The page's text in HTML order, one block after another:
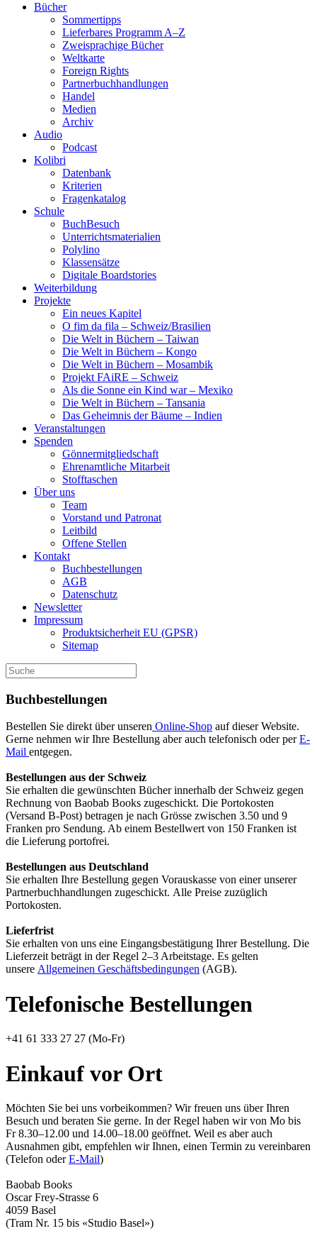
Bücher
Sommertipps
Lieferbares Programm A–Z
Zweisprachige Bücher
Weltkarte
Foreign Rights
Partnerbuchhandlungen
Handel
Medien
Archiv
Audio
Podcast
Kolibri
Datenbank
Kriterien
Fragenkatalog
Schule
BuchBesuch
Unterrichtsmaterialien
Polylino
Klassensätze
Digitale Boardstories
Weiterbildung
Projekte
Ein neues Kapitel
O fim da fila – Schweiz/Brasilien
Die Welt in Büchern – Taiwan
Die Welt in Büchern – Kongo
Die Welt in Büchern – Mosambik
Projekt FAiRE – Schweiz
Als die Sonne ein Kind war – Mexiko
Die Welt in Büchern – Tansania
Das Geheimnis der Bäume – Indien
Veranstaltungen
Spenden
Gönnermitgliedschaft
Ehrenamtliche Mitarbeit
Stofftaschen
Über uns
Team
Vorstand und Patronat
Leitbild
Offene Stellen
Kontakt
Buchbestellungen
AGB
Datenschutz
Newsletter
Impressum
Produktsicherheit EU (GPSR)
Sitemap
Buchbestellungen
Bestellen Sie direkt über unseren Online-Shop auf dieser Website.
Gerne nehmen wir Ihre Bestellung aber auch telefonisch oder perE-
Mail entgegen.
Bestellungen aus der Schweiz
Sie erhalten die gewünschten Bücher innerhalb der Schweiz gegen
Rechnung von Baobab Books zugeschickt. Die Portokosten
(Versand B-Post) betragen je nach Grösse zwischen 3.50 und 9
Franken pro Sendung. Ab einem Bestellwert von 150 Franken ist
die Lieferung portofrei.
Bestellungen aus Deutschland
Sie erhalten Ihre Bestellung gegen Vorauskasse von einer unserer
Partnerbuchhandlungen zugeschickt. Alle Preise zuzüglich
Portokosten.
Lieferfrist
Sie erhalten von uns eine Eingangsbestätigung Ihrer Bestellung. Die
Lieferzeit beträgt in der Regel 2–3 Arbeitstage. Es gelten
unsere Allgemeinen Geschäftsbedingungen (AGB).
Telefonische Bestellungen
+41 61 333 27 27 (Mo-Fr)
Einkauf vor Ort
Möchten Sie bei uns vorbeikommen? Wir freuen uns über Ihren
Besuch und beraten Sie gerne. In der Regel haben wir von Mo bis
Fr 8.30–12.00 und 14.00–18.00 geöffnet. Weil es aber auch
Ausnahmen gibt, empfehlen wir Ihnen, einen Termin zu vereinbaren
(Telefon oderE-Mail)
Baobab Books
Oscar Frey-Strasse 6
4059 Basel
(Tram Nr. 15 bis «Studio Basel»)